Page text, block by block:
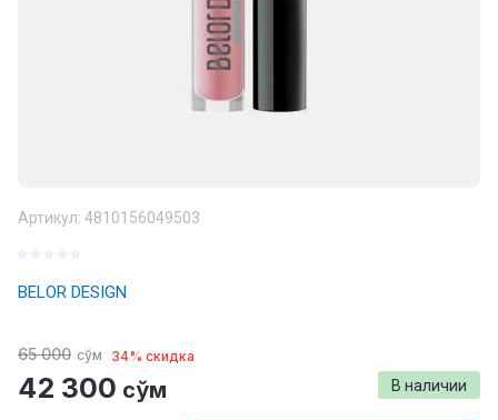
Артикул: 4810156049503
BELOR DESIGN
В наличии
65 000 сўм 34% скидка
42 300 сўм